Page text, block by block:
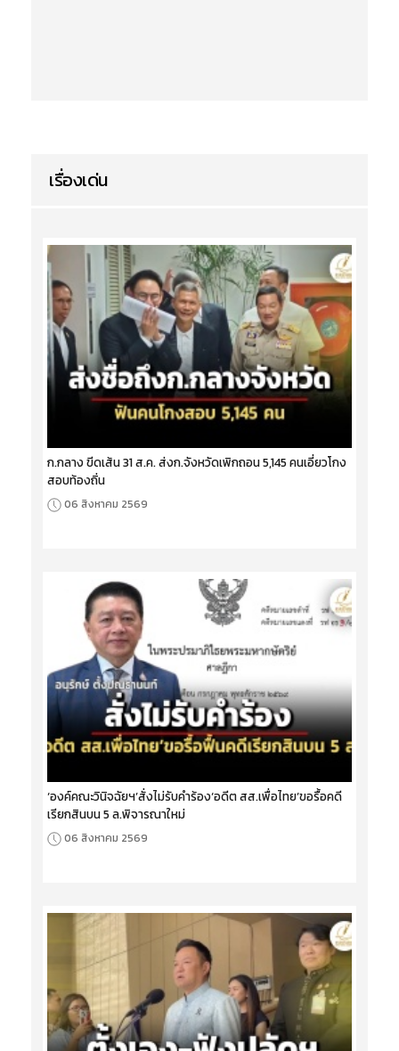
เรื่องเด่น
ก.กลาง ขีดเส้น 31 ส.ค. ส่งก.จังหวัดเพิกถอน 5,145 คนเอี่ยวโกง
สอบท้องถิ่น
06 สิงหาคม 2569
‘องค์คณะวินิจฉัยฯ’สั่งไม่รับคำร้อง‘อดีต สส.เพื่อไทย’ขอรื้อคดี
เรียกสินบน 5 ล.พิจารณาใหม่
06 สิงหาคม 2569